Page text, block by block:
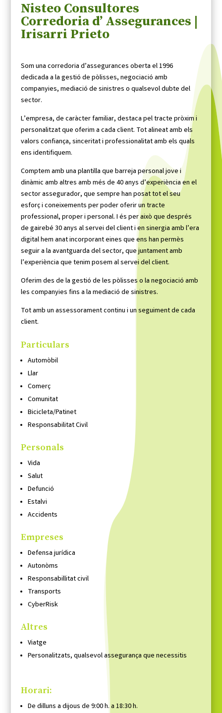
Nisteo Consultores
Corredoria d’ Assegurances |
Irisarri Prieto
Som una corredoria d’assegurances oberta el 1996
dedicada a la gestió de pòlisses, negociació amb
companyies, mediació de sinistres o qualsevol dubte del
sector.
L’empresa, de caràcter familiar, destaca pel tracte pròxim i
personalitzat que oferim a cada client. Tot alineat amb els
valors confiança, sinceritat i professionalitat amb els quals
ens identifiquem.
Comptem amb una plantilla que barreja personal jove i
dinàmic amb altres amb més de 40 anys d’experiència en el
sector assegurador, que sempre han posat tot el seu
esforç i coneixements per poder oferir un tracte
professional, proper i personal. I és per això que després
de gairebé 30 anys al servei del client i en sinergia amb l’era
digital hem anat incorporant eines que ens han permès
seguir a la avantguarda del sector, que juntament amb
l’experiència que tenim posem al servei del client.
Oferim des de la gestió de les pòlisses o la negociació amb
les companyies fins a la mediació de sinistres.
Tot amb un assessorament continu i un seguiment de cada
client.
Particulars
Automòbil
Llar
Comerç
Comunitat
Bicicleta/Patinet
Responsabilitat Civil
Personals
Vida
Salut
Defunció
Estalvi
Accidents
Empreses
Defensa jurídica
Autonòms
Responsabillitat civil
Transports
CyberRisk
Altres
Viatge
Personalitzats, qualsevol assegurança que necessitis
Horari:
De dilluns a dijous de 9:00 h. a 18:30 h.